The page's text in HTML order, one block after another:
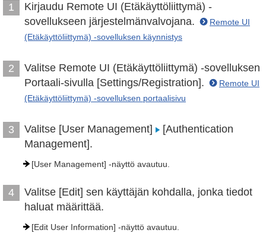
1
Kirjaudu Remote UI (Etäkäyttöliittymä) -
sovellukseen järjestelmänvalvojana.
Remote UI
(Etäkäyttöliittymä) -sovelluksen käynnistys
2
Valitse Remote UI (Etäkäyttöliittymä) -sovelluksen
Portaali-sivulla [Settings/Registration].
Remote UI
(Etäkäyttöliittymä) -sovelluksen portaalisivu
3 Valitse [User Management]
[Authentication
Management].
[User Management] -näyttö avautuu.
4
Valitse [Edit] sen käyttäjän kohdalla, jonka tiedot
haluat määrittää.
[Edit User Information] -näyttö avautuu.